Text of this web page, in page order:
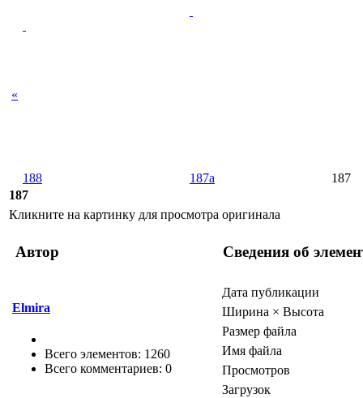
«
188 187a
187
187
Кликните на картинку для просмотра оригинала
Автор Сведения об
Elmira
Всего элементов: 1260
Всего комментариев: 0
Дата публикации
Ширина × Высота
Размер файла
Имя файла
Просмотров
Загрузок